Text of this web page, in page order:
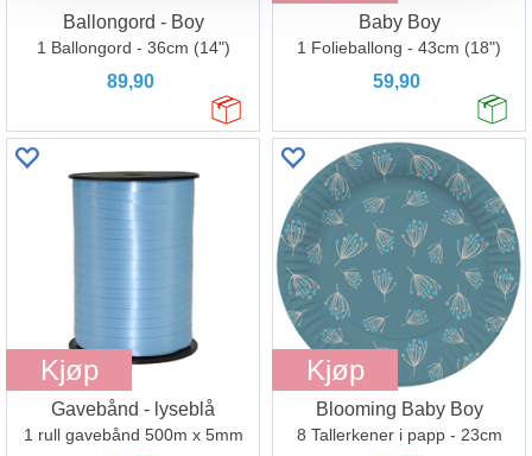
Ballongord - Boy
1 Ballongord - 36cm (14")
89,90
Baby Boy
1 Folieballong - 43cm (18")
59,90
Kjøp
Gavebånd - lyseblå
1 rull gavebånd 500m x 5mm
Kjøp
Blooming Baby Boy
8 Tallerkener i papp - 23cm